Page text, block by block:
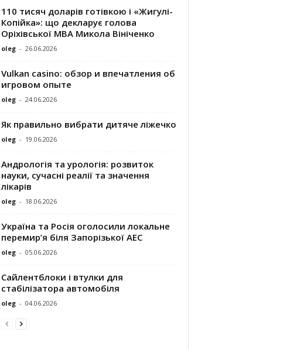
110 тисяч доларів готівкою і «Жигулі-
Копійка»: що декларує голова
Оріхівської МВА Микола Вініченко
oleg - 26.06.2026
Vulkan casino: обзор и впечатления об
игровом опыте
oleg - 24.06.2026
Як правильно вибрати дитяче ліжечко
oleg - 19.06.2026
Андрологія та урологія: розвиток
науки, сучасні реалії та значення
лікарів
oleg - 18.06.2026
Україна та Росія оголосили локальне
перемир’я біля Запорізької АЕС
oleg - 05.06.2026
Сайлентблоки і втулки для
стабілізатора автомобіля
oleg - 04.06.2026